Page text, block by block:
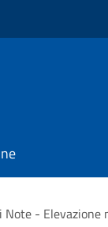
Note -